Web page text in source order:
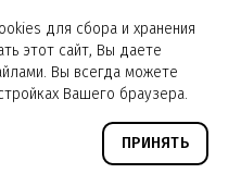
права защищены.
«Инфодизайн»2026
для сбора и хранения
этот сайт, Вы даете
Вы всегда можете
Вашего браузера.
ПРИНЯТЬ